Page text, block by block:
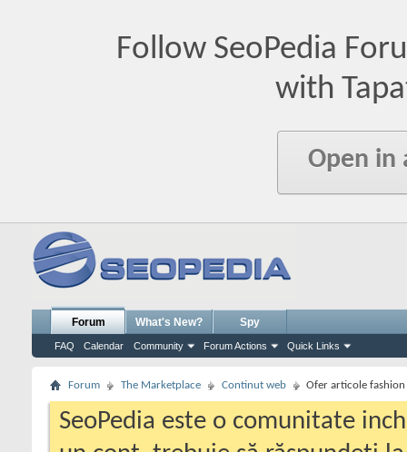
Follow SeoPedia
with
Open in
Forum
FAQ Calendar Community Forum Actions Quick Links
What's New? Spy
Forum The Marketplace Continut web Ofer articole
SeoPedia este o comunitate